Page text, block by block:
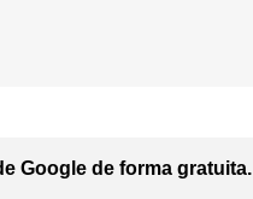
Google de forma gratuita.